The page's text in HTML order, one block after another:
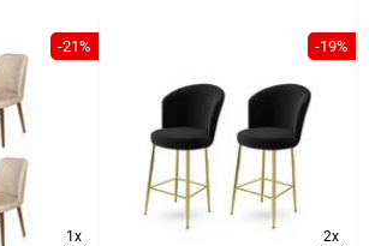
-21%
1x
-19%
2x